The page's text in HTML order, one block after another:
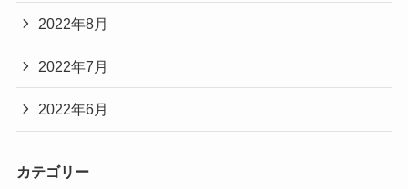
2022年8月
2022年7月
2022年6月
カテゴリー